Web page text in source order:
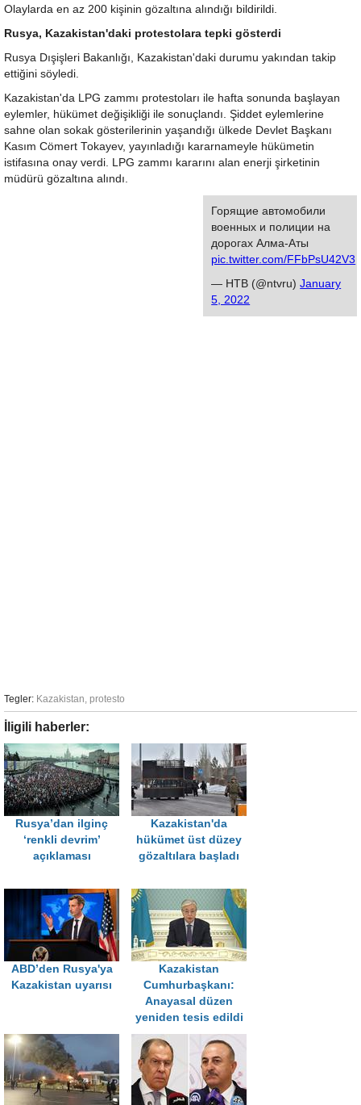
Olaylarda en az 200 kişinin gözaltına alındığı bildirildi.
Rusya, Kazakistan'daki protestolara tepki gösterdi
Rusya Dışişleri Bakanlığı, Kazakistan'daki durumu yakından takip
ettiğini söyledi.
Kazakistan'da LPG zammı protestoları ile hafta sonunda başlayan
eylemler, hükümet değişikliği ile sonuçlandı. Şiddet eylemlerine
sahne olan sokak gösterilerinin yaşandığı ülkede Devlet Başkanı
Kasım Cömert Tokayev, yayınladığı kararnameyle hükümetin
istifasına onay verdi. LPG zammı kararını alan enerji şirketinin
müdürü gözaltına alındı.
Горящие автомобили
военных и полиции на
дорогах Алма-Аты
pic.twitter.com/FFbPsU42V3
— НТВ (@ntvru)January
5, 2022
Tegler: Kazakistan protesto
İligili haberler:
Rusya’dan ilginç
‘renkli devrim’
açıklaması
Kazakistan'da
hükümet üst düzey
gözaltılara başladı
ABD’den Rusya'ya
Kazakistan uyarısı
Kazakistan
Cumhurbaşkanı:
Anayasal düzen
yeniden tesis edildi